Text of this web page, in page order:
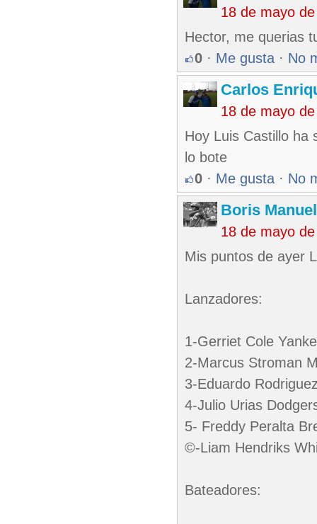
18 de mayo
Hector, me querias
0 · Me gusta · No
Carlos
18 de mayo
Hoy Luis Castillo ha
lo bote
0 · Me gusta · No
Boris
18 de mayo
Mis puntos de ayer
Lanzadores:
1-Gerriet Cole
2-Marcus Stroman
3-Eduardo
4-Julio Urias
5- Freddy Peralta
©-Liam Hendriks
Bateadores: